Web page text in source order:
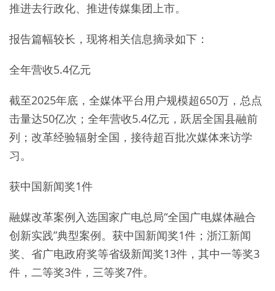
推进去行政化、推进传媒集团上市。
报告篇幅较长，现将相关信息摘录如下：
全年营收5.4亿元
截至2025年底，全媒体平台用户规模超650万，总点
击量达50亿次；全年营收5.4亿元，跃居全国县融前
列；改革经验辐射全国，接待超百批次媒体来访学
习。
获中国新闻奖1件
融媒改革案例入选国家广电总局“全国广电媒体融合
创新实践”典型案例。获中国新闻奖1件；浙江新闻
奖、省广电政府奖等省级新闻奖13件，其中一等奖3
件，二等奖3件，三等奖7件。